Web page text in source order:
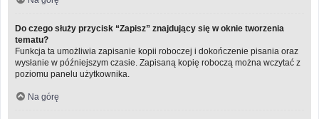
Do czego służy przycisk “Zapisz” znajdujący się w oknie tworzenia
tematu?
Funkcja ta umożliwia zapisanie kopii roboczej i dokończenie pisania oraz
wysłanie w późniejszym czasie. Zapisaną kopię roboczą można wczytać z
poziomu panelu użytkownika.
Na górę